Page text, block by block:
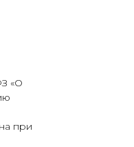
«О
при